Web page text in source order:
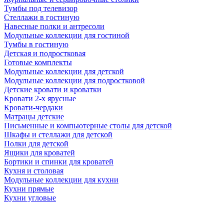
Тумбы под телевизор
Стеллажи в гостиную
Навесные полки и антресоли
Модульные коллекции для гостиной
Тумбы в гостиную
Детская и подростковая
Готовые комплекты
Модульные коллекции для детской
Модульные коллекции для подростковой
Детские кровати и кроватки
Кровати 2-х ярусные
Кровати-чердаки
Матрацы детские
Письменные и компьютерные столы для детской
Шкафы и стеллажи для детской
Полки для детской
Ящики для кроватей
Бортики и спинки для кроватей
Кухня и столовая
Модульные коллекции для кухни
Кухни прямые
Кухни угловые